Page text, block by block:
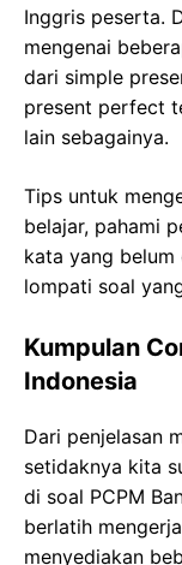
Inggris peserta.
mengenai
dari simple
present perfect
lain sebagainya.
Tips untuk
belajar, pahami
kata yang belum
lompati soal
Kumpulan
Indonesia
Dari penjelasan
setidaknya kita
di soal PCPM
berlatih
menyediakan